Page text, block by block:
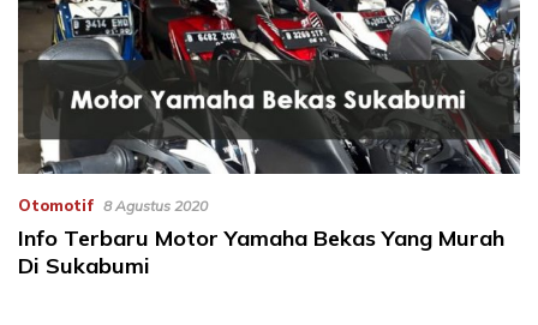
Otomotif 8 Agustus 2020
Info Terbaru Motor Yamaha Bekas Yang Murah
Di Sukabumi